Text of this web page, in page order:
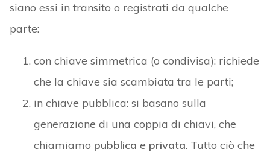
siano essi in transito o registrati da qualche
parte:
con chiave simmetrica (o condivisa): richiede
che la chiave sia scambiata tra le parti;
in chiave pubblica: si basano sulla
generazione di una coppia di chiavi, che
chiamiamo pubblica e privata. Tutto ciò che